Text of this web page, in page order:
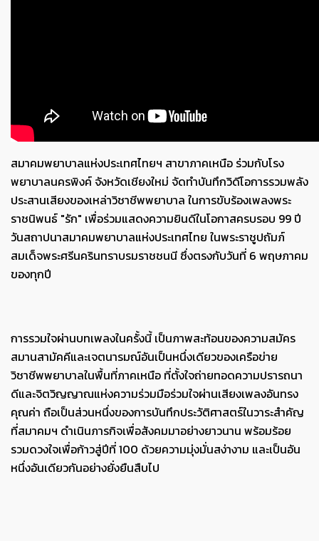
สมาคมพยาบาลแห่งประเทศไทยฯ สาขาภาคเหนือ ร่วมกับโรง
พยาบาลนครพิงค์ จังหวัดเชียงใหม่ จัดทำบันทึกวิดีโอการรวมพลัง
ประสานเสียงของเหล่าวิชาชีพพยาบาล ในการขับร้องเพลงพระ
ราชนิพนธ์ "รัก" เพื่อร่วมแสดงความยินดีในโอกาสครบรอบ 99 ปี
วันสถาปนาสมาคมพยาบาลแห่งประเทศไทย ในพระราชูปถัมภ์
สมเด็จพระศรีนครินทราบรมราชชนนี ซึ่งตรงกับวันที่ 6 พฤษภาคม
ของทุกปี
การรวมใจผ่านบทเพลงในครั้งนี้ เป็นภาพสะท้อนของความสมัคร
สมานสามัคคีและเจตนารมณ์อันเป็นหนึ่งเดียวของเครือข่าย
วิชาชีพพยาบาลในพื้นที่ภาคเหนือ ที่ตั้งใจถ่ายทอดความปรารถนา
ดีและจิตวิญญาณแห่งความร่วมมือร่วมใจผ่านเสียงเพลงอันทรง
คุณค่า ถือเป็นส่วนหนึ่งของการบันทึกประวัติศาสตร์ในวาระสำคัญ
ที่สมาคมฯ ดำเนินภารกิจเพื่อสังคมมาอย่างยาวนาน พร้อมร้อย
รวมดวงใจเพื่อก้าวสู่ปีที่ 100 ด้วยความมุ่งมั่นสง่างาม และเป็นอัน
หนึ่งอันเดียวกันอย่างยั่งยืนสืบไป